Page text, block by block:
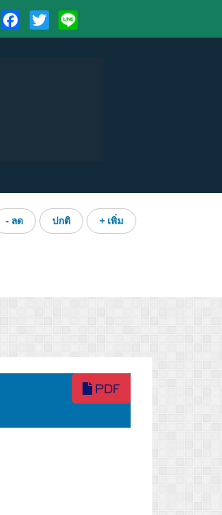
Facebook
TwitterLine
- ลด ปกติ + เพิ่ม
PDF